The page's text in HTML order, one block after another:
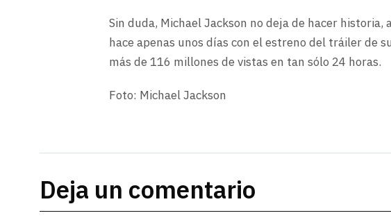
Sin duda, Michael Jackson no deja de hacer historia,
hace apenas unos días con el estreno del tráiler de
más de 116 millones de vistas en tan sólo 24 horas.
Foto: Michael Jackson
Deja un comentario